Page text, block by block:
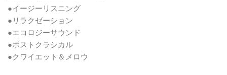
●イージーリスニング
●リラクゼーション
●エコロジーサウンド
●ポストクラシカル
●クワイエット＆メロウ